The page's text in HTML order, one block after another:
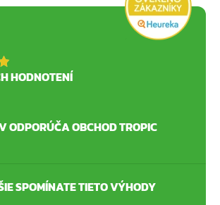
HODNOTENÍ
ODPORÚČA OBCHOD TROPIC
SPOMÍNATE TIETO VÝHODY